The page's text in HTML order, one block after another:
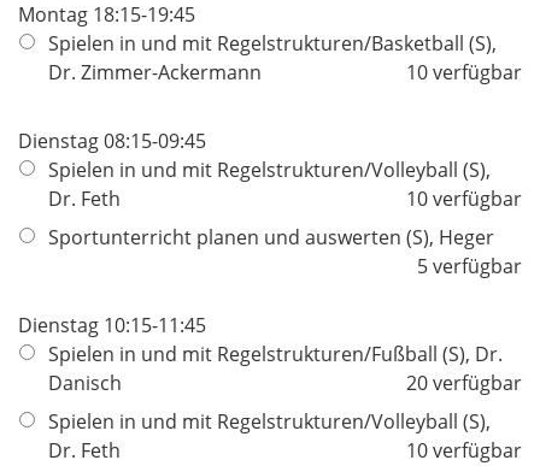
Montag 18:15-19:45
Spielen in und mit Regelstrukturen/Basketball (S),
Dr. Zimmer-Ackermann
10 verfügbar
Dienstag 08:15-09:45
Spielen in und mit Regelstrukturen/Volleyball (S),
Dr. Feth
10 verfügbar
Sportunterricht planen und auswerten (S), Heger
5 verfügbar
Dienstag 10:15-11:45
Spielen in und mit Regelstrukturen/Fußball (S), Dr.
Danisch
20 verfügbar
Spielen in und mit Regelstrukturen/Volleyball (S),
Dr. Feth
10 verfügbar